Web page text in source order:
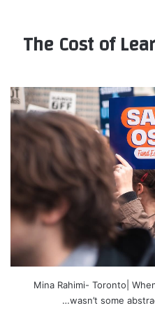
The Cost of
Mina Rahimi- Toronto|
wasn’t some